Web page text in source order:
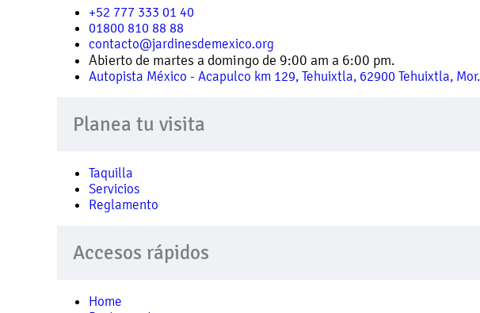
+52 777 333 01 40
01800 810 88 88
contacto@jardinesdemexico.org
Abierto de martes a domingo de 9:00 am a 6:00 pm.
Autopista México - Acapulco km 129, Tehuixtla, 62900 Tehuixtla, Mor.
Planea tu visita
Taquilla
Servicios
Reglamento
Accesos rápidos
Home